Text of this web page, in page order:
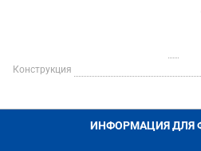
Конструкция
ИНФОРМАЦИЯ ДЛЯ